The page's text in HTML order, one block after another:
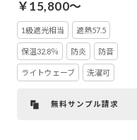
￥15,800～
1級遮光相当 遮熱57.5
保温32.8％ 防炎 防音
ライトウェーブ 洗濯可
無料サンプル請求